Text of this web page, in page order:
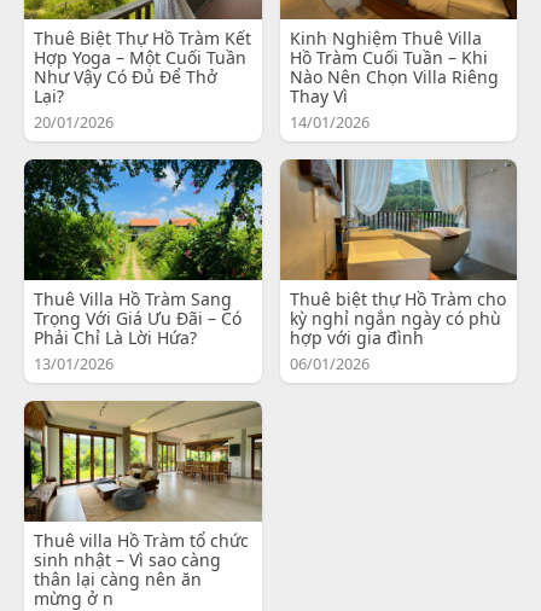
Thuê Biệt Thự Hồ Tràm Kết
Hợp Yoga – Một Cuối Tuần
Như Vậy Có Đủ Để Thở
Lại?
20/01/2026
Kinh Nghiệm Thuê Villa
Hồ Tràm Cuối Tuần – Khi
Nào Nên Chọn Villa Riêng
Thay Vì
14/01/2026
Thuê Villa Hồ Tràm Sang
Trọng Với Giá Ưu Đãi – Có
Phải Chỉ Là Lời Hứa?
13/01/2026
Thuê biệt thự Hồ Tràm cho
kỳ nghỉ ngắn ngày có phù
hợp với gia đình
06/01/2026
Thuê villa Hồ Tràm tổ chức
sinh nhật – Vì sao càng
thân lại càng nên ăn
mừng ở n